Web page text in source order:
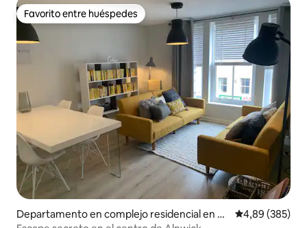
Favorito entre huéspedes
Favorito entre huéspedes
Departamento en complejo residencial en N
Calificación
4,89 (385)